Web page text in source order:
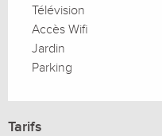
Télévision
Accès Wifi
Jardin
Parking
Tarifs